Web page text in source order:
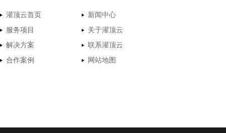
灌顶云首页
新闻中心
服务项目
关于灌顶云
解决方案
联系灌顶云
合作案例
网站地图